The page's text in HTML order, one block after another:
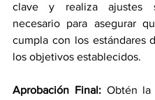
clave y realiza ajustes
necesario para asegurar
cumpla con los estándares
los objetivos establecidos.
Aprobación Final: Obtén la